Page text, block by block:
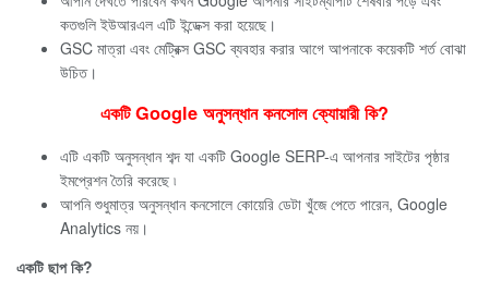
কতগুলি ইউআরএল এটি ইন্ডেক্স করা হয়েছে।
GSC মাত্রা এবং মেট্রিক্স GSC ব্যবহার করার আগে আপনাকে কয়েকটি শর্ত বোঝা
উচিত।
একটি Google অনুসন্ধান কনসোল ক্যোয়ারীকি?
এটি একটি অনুসন্ধান শব্দ যা একটি Google SERP-এ আপনার সাইটের পৃষ্ঠার
ইমপ্রেশন তৈরি করেছে ৷
আপনি শুধুমাত্র অনুসন্ধান কনসোলে কোয়েরি ডেটা খুঁজে পেতে পারেন, Google
Analytics নয়।
একটি ছাপকি?